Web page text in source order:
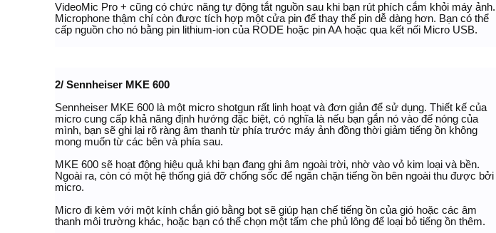
VideoMic Pro + cũng có chức năng tự động tắt nguồn sau khi bạn rút phích cắm khỏi máy ảnh.
Microphone thậm chí còn được tích hợp một cửa pin để thay thế pin dễ dàng hơn. Bạn có thể
cấp nguồn cho nó bằng pin lithium-ion của RODE hoặc pin AA hoặc qua kết nối Micro USB.
2/ Sennheiser MKE 600
Sennheiser MKE 600 là một micro shotgun rất linh hoạt và đơn giản để sử dụng. Thiết kế của
micro cung cấp khả năng định hướng đặc biệt, có nghĩa là nếu bạn gắn nó vào đế nóng của
mình, bạn sẽ ghi lại rõ ràng âm thanh từ phía trước máy ảnh đồng thời giảm tiếng ồn không
mong muốn từ các bên và phía sau.
MKE 600 sẽ hoạt động hiệu quả khi bạn đang ghi âm ngoài trời, nhờ vào vỏ kim loại và bền.
Ngoài ra, còn có một hệ thống giá đỡ chống sốc để ngăn chặn tiếng ồn bên ngoài thu được bởi
micro.
Micro đi kèm với một kính chắn gió bằng bọt sẽ giúp hạn chế tiếng ồn của gió hoặc các âm
thanh môi trường khác, hoặc bạn có thể chọn một tấm che phủ lông để loại bỏ tiếng ồn thêm.